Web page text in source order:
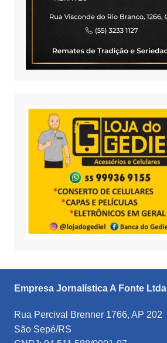
Empresa Jornalística A Fonte Ltda
Rua Percival Brenner 1766, AP 202
São Sepé/RS